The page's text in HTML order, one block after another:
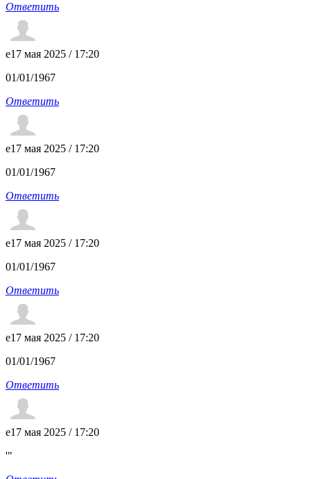
Ответить
e17 мая 2025 / 17:20
01/01/1967
Ответить
e17 мая 2025 / 17:20
01/01/1967
Ответить
e17 мая 2025 / 17:20
01/01/1967
Ответить
e17 мая 2025 / 17:20
01/01/1967
Ответить
e17 мая 2025 / 17:20
'"